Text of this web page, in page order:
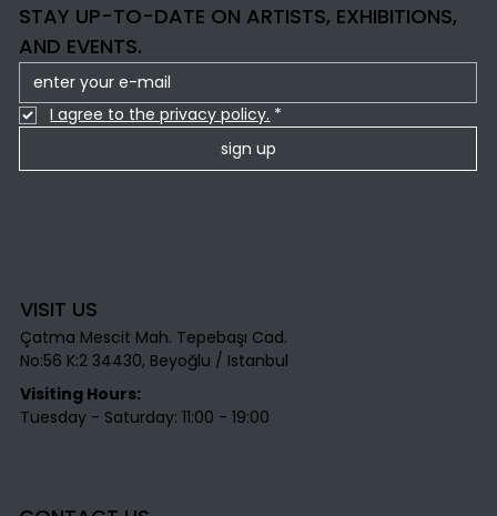
VISIT US
Çatma Mescit Mah. Tepebaşı Cad.
No:56 K:2 34430, Beyoğlu / Istanbul​
Visiting Hours:
Tuesday - Saturday: 11:00 - 19:00
STAY UP-TO-DATE ON ARTISTS, EXHIBITIONS,
AND EVENTS.
I agree to the privacy policy. *
sign up